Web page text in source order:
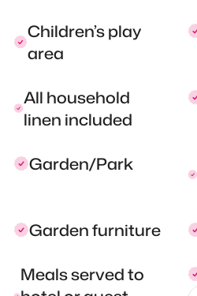
Children’s play
area
All household
linen included
Garden/Park
Garden furniture
Meals served to